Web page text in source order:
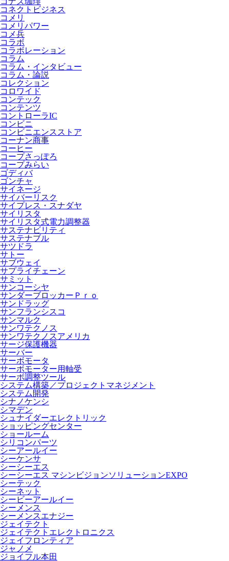
コネクトビジネス
コメリ
コメリパワー
コメ兵
コラボ
コラボレーション
コラム
コラム・インタビュー
コラム・論説
コレクション
コロワイド
コンテック
コンテンツ
コントローラIC
コンビニ
コンビニエンスストア
コーナン商事
コーヒー
コープさっぽろ
コープみらい
ゴディバ
ゴンチャ
サイネージ
サイバーリスク
サイプレス・スナダヤ
サイリスタ
サイリスタ式電力調整器
サステナビリティ
サステナブル
サツドラ
サトー
サブウェイ
サプライチェーン
サミット
サンコーシヤ
サンダーブロッカーＰｒｏ
サンドラッグ
サンフランシスコ
サンマルク
サンワテクノス
サンワテクノスアメリカ
サージ保護機器
サーバー
サーボモータ
サーボモーター用軸受
サーボ調整ツール
システム構築／プロジェクトマネジメント
システム開発
シナノケンシ
シマデン
シュナイダーエレクトリック
ショッピングセンター
ショールーム
シリコンパーツ
シーアールイー
シーケンサ
シーシーエス
シーシーエス マシンビジョンソリューションEXPO
シーテック
シーネット
シービーアールイー
シーメンス
シーメンスエナジー
ジェイテクト
ジェイテクトエレクトロニクス
ジェイフロンティア
ジャノメ
ジョイフル本田